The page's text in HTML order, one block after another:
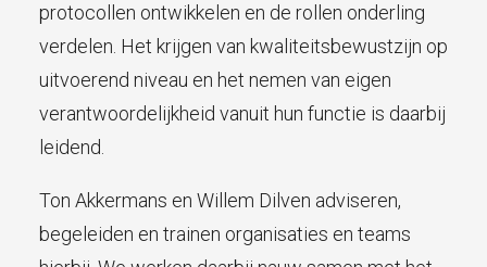
protocollen ontwikkelen en de rollen onderling
verdelen. Het krijgen van kwaliteitsbewustzijn op
uitvoerend niveau en het nemen van eigen
verantwoordelijkheid vanuit hun functie is daarbij
leidend.
Ton Akkermans en Willem Dilven adviseren,
begeleiden en trainen organisaties en teams